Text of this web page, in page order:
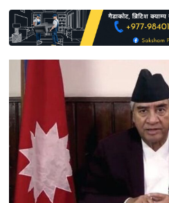
प्रदेश
English